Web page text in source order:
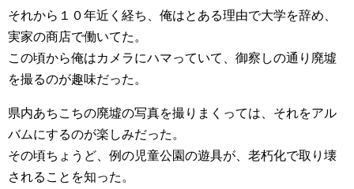
それから１０年近く経ち、俺はとある理由で大学を辞め、
実家の商店で働いてた。
この頃から俺はカメラにハマっていて、御察しの通り廃墟
を撮るのが趣味だった。
県内あちこちの廃墟の写真を撮りまくっては、それをアル
バムにするのが楽しみだった。
その頃ちょうど、例の児童公園の遊具が、老朽化で取り壊
されることを知った。